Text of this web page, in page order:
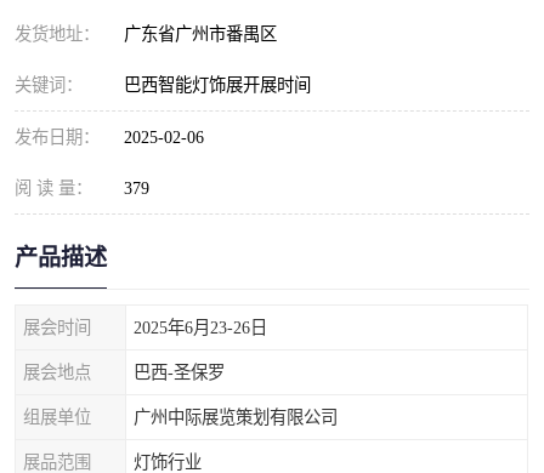
发货地址： 广东省广州市番禺区
关键词： 巴西智能灯饰展开展时间
发布日期： 2025-02-06
阅 读 量： 379
产品描述
展会时间 2025年6月23-26日
展会地点 巴西-圣保罗
组展单位 广州中际展览策划有限公司
展品范围 灯饰行业